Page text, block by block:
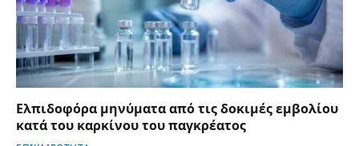
Ελπιδοφόρα μηνύματα από τις δοκιμές εμβολίου
κατά του καρκίνου του παγκρέατος